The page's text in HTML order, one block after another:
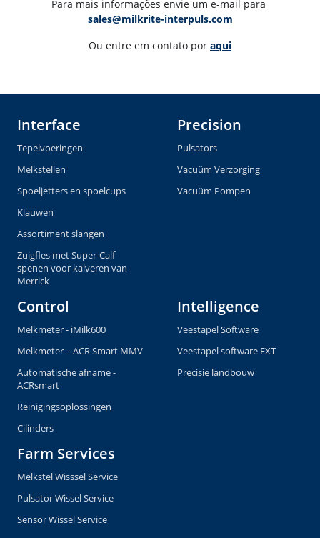
Para mais informações envie um e-mail para
sales@milkrite-interpuls.com
Ou entre em contato por aqui
Interface
Tepelvoeringen
Melkstellen
Spoeljetters en spoelcups
Klauwen
Assortiment slangen
Zuigfles met Super-Calf
spenen voor kalveren van
Merrick
Precision
Pulsators
Vacuüm Verzorging
Vacuüm Pompen
Control
Melkmeter - iMilk600
Melkmeter – ACR Smart MMV
Automatische afname -
ACRsmart
Reinigingsoplossingen
Cilinders
Intelligence
Veestapel Software
Veestapel software EXT
Precisie landbouw
Farm Services
Melkstel Wisssel Service
Pulsator Wissel Service
Sensor Wissel Service